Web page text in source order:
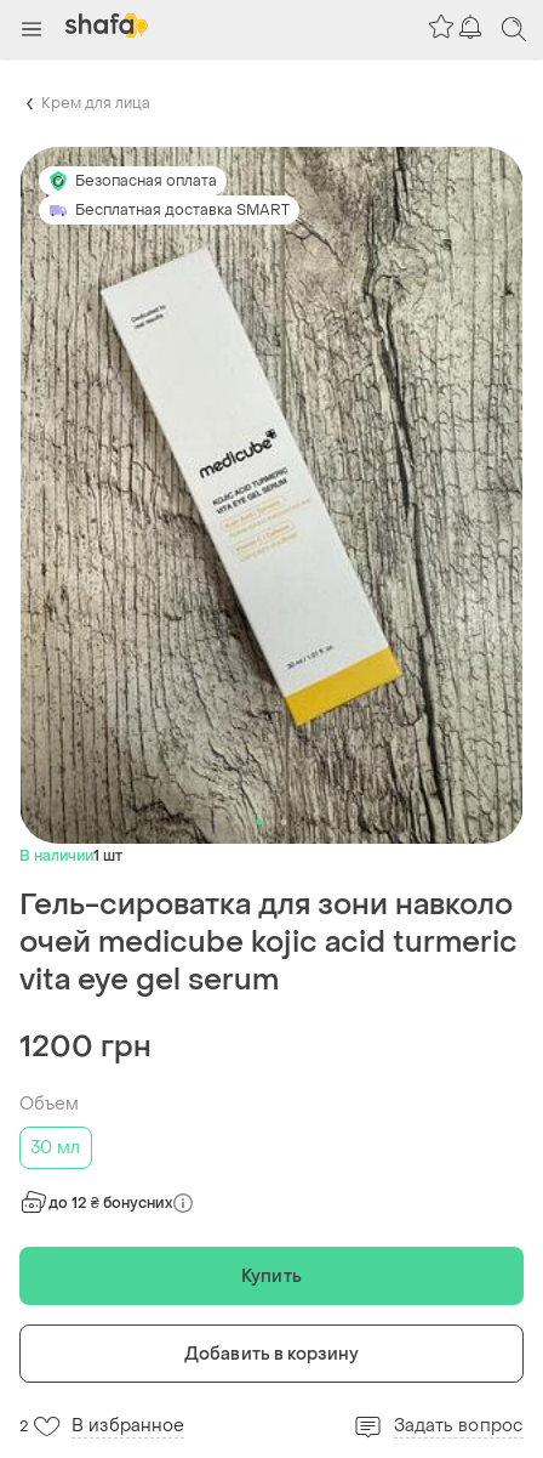
Крем для лица
Безопасная оплата
Бесплатная доставка SMART
В наличии1 шт
Гель-сироватка для зони навколо
очей medicube kojic acid turmeric
vita eye gel serum
1200 грн
Объем
30 мл
до 12 ₴ бонусних
Купить
Добавить в корзину
2 В избранное Задать вопрос